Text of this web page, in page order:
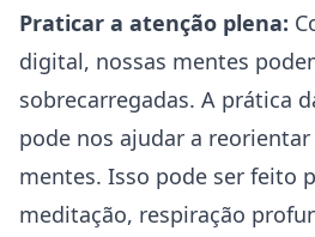
Praticar a atenção plena:
digital, nossas mentes
sobrecarregadas. A prática
pode nos ajudar a
mentes. Isso pode ser feito
meditação, respiração